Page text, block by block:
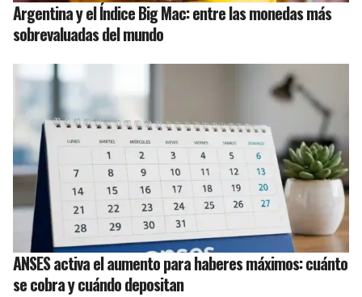
Argentina y el Índice Big Mac: entre las monedas más
sobrevaluadas del mundo
ANSES activa el aumento para haberes máximos: cuánto
se cobra y cuándo depositan